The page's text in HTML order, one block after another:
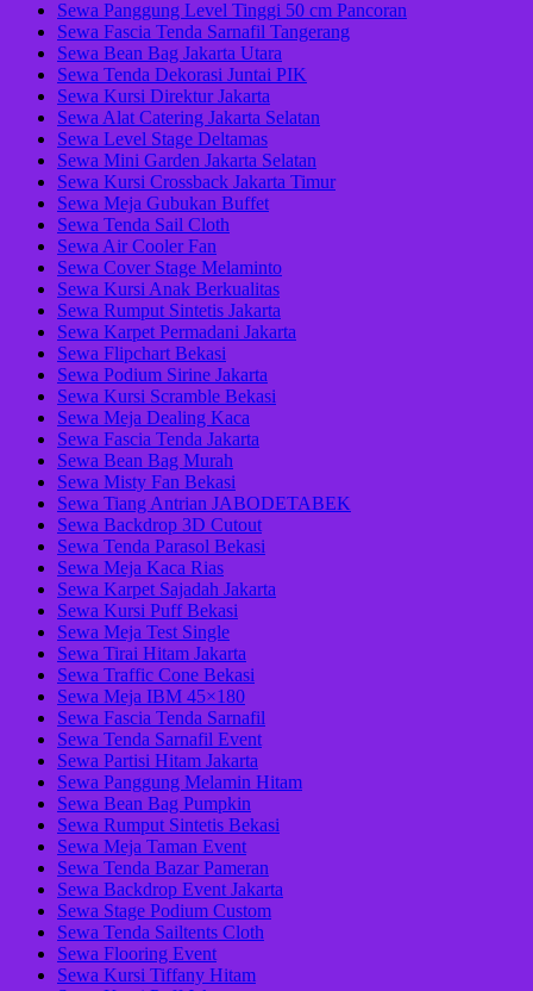
Sewa Panggung Level Tinggi 50 cm Pancoran
Sewa Fascia Tenda Sarnafil Tangerang
Sewa Bean Bag Jakarta Utara
Sewa Tenda Dekorasi Juntai PIK
Sewa Kursi Direktur Jakarta
Sewa Alat Catering Jakarta Selatan
Sewa Level Stage Deltamas
Sewa Mini Garden Jakarta Selatan
Sewa Kursi Crossback Jakarta Timur
Sewa Meja Gubukan Buffet
Sewa Tenda Sail Cloth
Sewa Air Cooler Fan
Sewa Cover Stage Melaminto
Sewa Kursi Anak Berkualitas
Sewa Rumput Sintetis Jakarta
Sewa Karpet Permadani Jakarta
Sewa Flipchart Bekasi
Sewa Podium Sirine Jakarta
Sewa Kursi Scramble Bekasi
Sewa Meja Dealing Kaca
Sewa Fascia Tenda Jakarta
Sewa Bean Bag Murah
Sewa Misty Fan Bekasi
Sewa Tiang Antrian JABODETABEK
Sewa Backdrop 3D Cutout
Sewa Tenda Parasol Bekasi
Sewa Meja Kaca Rias
Sewa Karpet Sajadah Jakarta
Sewa Kursi Puff Bekasi
Sewa Meja Test Single
Sewa Tirai Hitam Jakarta
Sewa Traffic Cone Bekasi
Sewa Meja IBM 45×180
Sewa Fascia Tenda Sarnafil
Sewa Tenda Sarnafil Event
Sewa Partisi Hitam Jakarta
Sewa Panggung Melamin Hitam
Sewa Bean Bag Pumpkin
Sewa Rumput Sintetis Bekasi
Sewa Meja Taman Event
Sewa Tenda Bazar Pameran
Sewa Backdrop Event Jakarta
Sewa Stage Podium Custom
Sewa Tenda Sailtents Cloth
Sewa Flooring Event
Sewa Kursi Tiffany Hitam